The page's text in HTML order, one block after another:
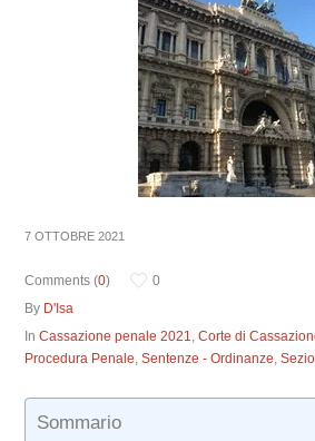
7 OTTOBRE 2021
Comments (0)
0
By D'Isa
InCassazione penale 2021,Corte di
Procedura Penale,Sentenze - Ordinanze,
Sommario